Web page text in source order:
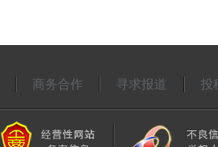
商务合作 寻求报道 投